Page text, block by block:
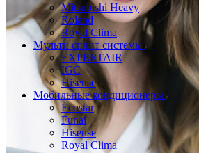
Mitsubishi Heavy
Roland
Royal Clima
Мульти сплит системы
EXPERTAIR
IGC
Hisense
Мобильные кондиционеры
Ecostar
Funai
Hisense
Royal Clima